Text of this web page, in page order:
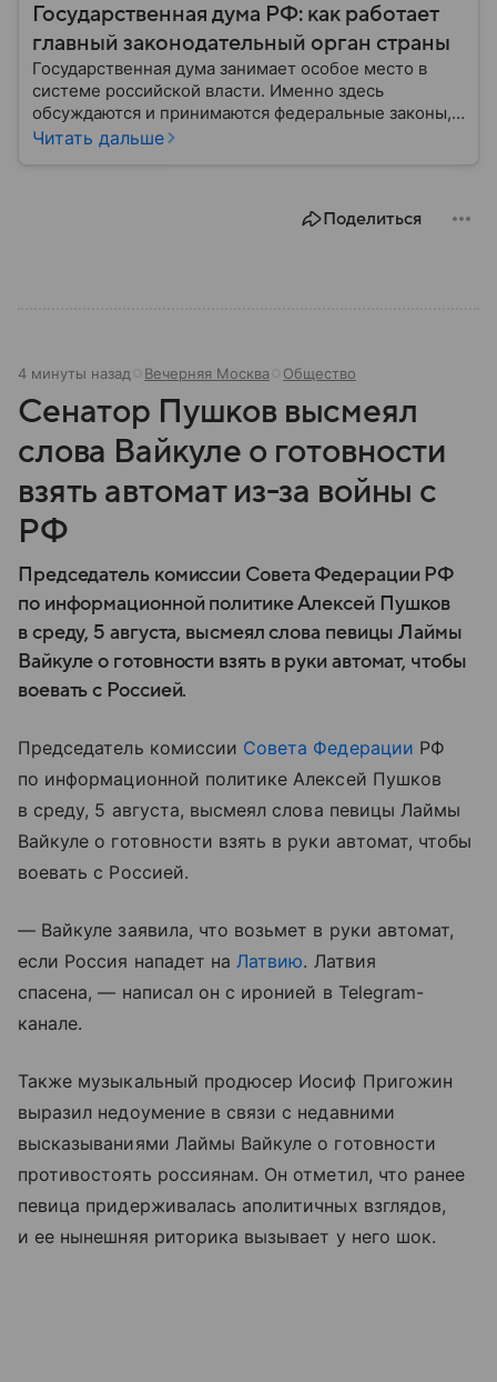
Государственная дума РФ: как работает
главный законодательный орган страны
Государственная дума занимает особое место в
системе российской власти. Именно здесь
обсуждаются и принимаются федеральные законы,
определяющие развитие государства, экономики и
Разбираемся, как устроена Госдума, какие
Читать дальше
Поделиться
4 минуты назад Вечерняя Москва Общество
Сенатор Пушков высмеял
слова Вайкуле о готовности
взять автомат из-за войны с
РФ
Председатель комиссии Совета Федерации РФ
по информационной политике Алексей Пушков
в среду, 5 августа, высмеял слова певицы Лаймы
Вайкуле о готовности взять в руки автомат, чтобы
воевать с Россией.
Председатель комиссии Совета Федерации РФ
по информационной политике Алексей Пушков
в среду, 5 августа, высмеял слова певицы Лаймы
Вайкуле о готовности взять в руки автомат, чтобы
воевать с Россией.
— Вайкуле заявила, что возьмет в руки автомат,
если Россия нападет наЛатвию. Латвия
спасена, — написал он с иронией в Telegram-
канале.
Также музыкальный продюсер Иосиф Пригожин
выразил недоумение в связи с недавними
высказываниями Лаймы Вайкуле о готовности
противостоять россиянам. Он отметил, что ранее
певица придерживалась аполитичных взглядов,
и ее нынешняя риторика вызывает у него шок.